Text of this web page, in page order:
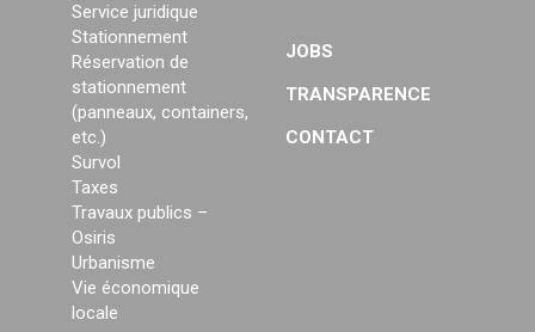
Service juridique
Stationnement
Réservation de
stationnement
(panneaux, containers,
etc.)
Survol
Taxes
Travaux publics –
Osiris
Urbanisme
Vie économique
locale
JOBS
TRANSPARENCE
CONTACT